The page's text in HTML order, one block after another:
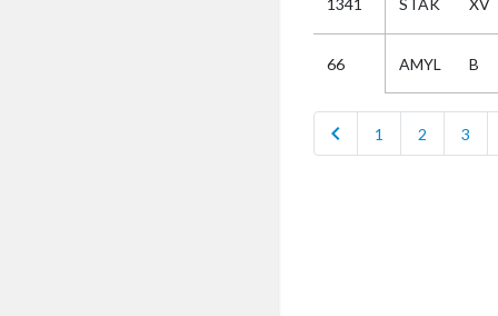
1341 STAK XV
66 AMYL B
chevron_left 1 2 3